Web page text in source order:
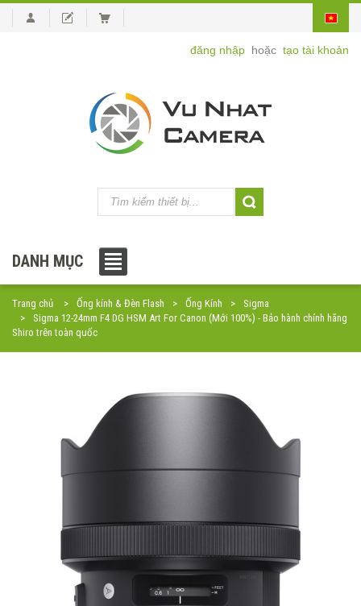
đăng nhập hoặc tạo tài khoản
DANH MỤC
Trang chủ Ống kính & Đèn Flash Ống Kính
Sigma
Sigma 12-24mm F4 DG HSM Art For Canon (Mới 100%) - Bảo hành chính hãng
Shiro trên toàn quốc